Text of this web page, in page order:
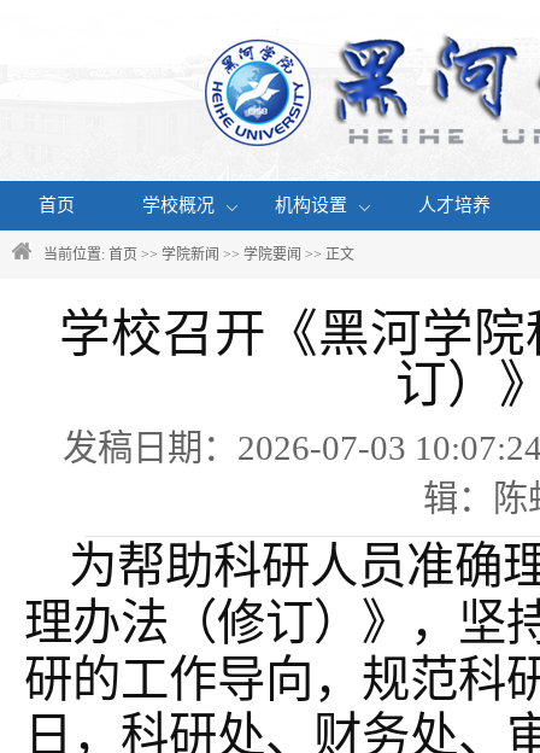
首页 学校概况 机构设置 人才培养
当前位置: 首页 >> 学院新闻 >> 学院要闻 >> 正文
学校召开《黑河学
订）
发稿日期：2026-07-03
辑：
为帮助科研人员准确
理办法（修订）》，坚
研的工作导向，规范科
日，科研处、财务处、